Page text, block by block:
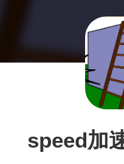
speed加